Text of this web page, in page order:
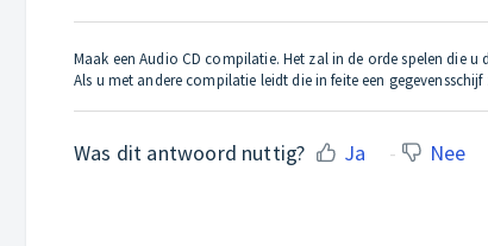
Maak een Audio CD compilatie. Het zal in de orde spelen die u
Als u met andere compilatie leidt die in feite een
Was dit antwoord nuttig? Ja Nee